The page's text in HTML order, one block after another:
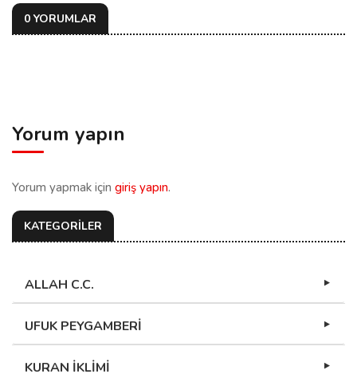
0 YORUMLAR
Yorum yapın
Yorum yapmak için giriş yapın.
KATEGORİLER
ALLAH C.C.
UFUK PEYGAMBERİ
KURAN İKLİMİ